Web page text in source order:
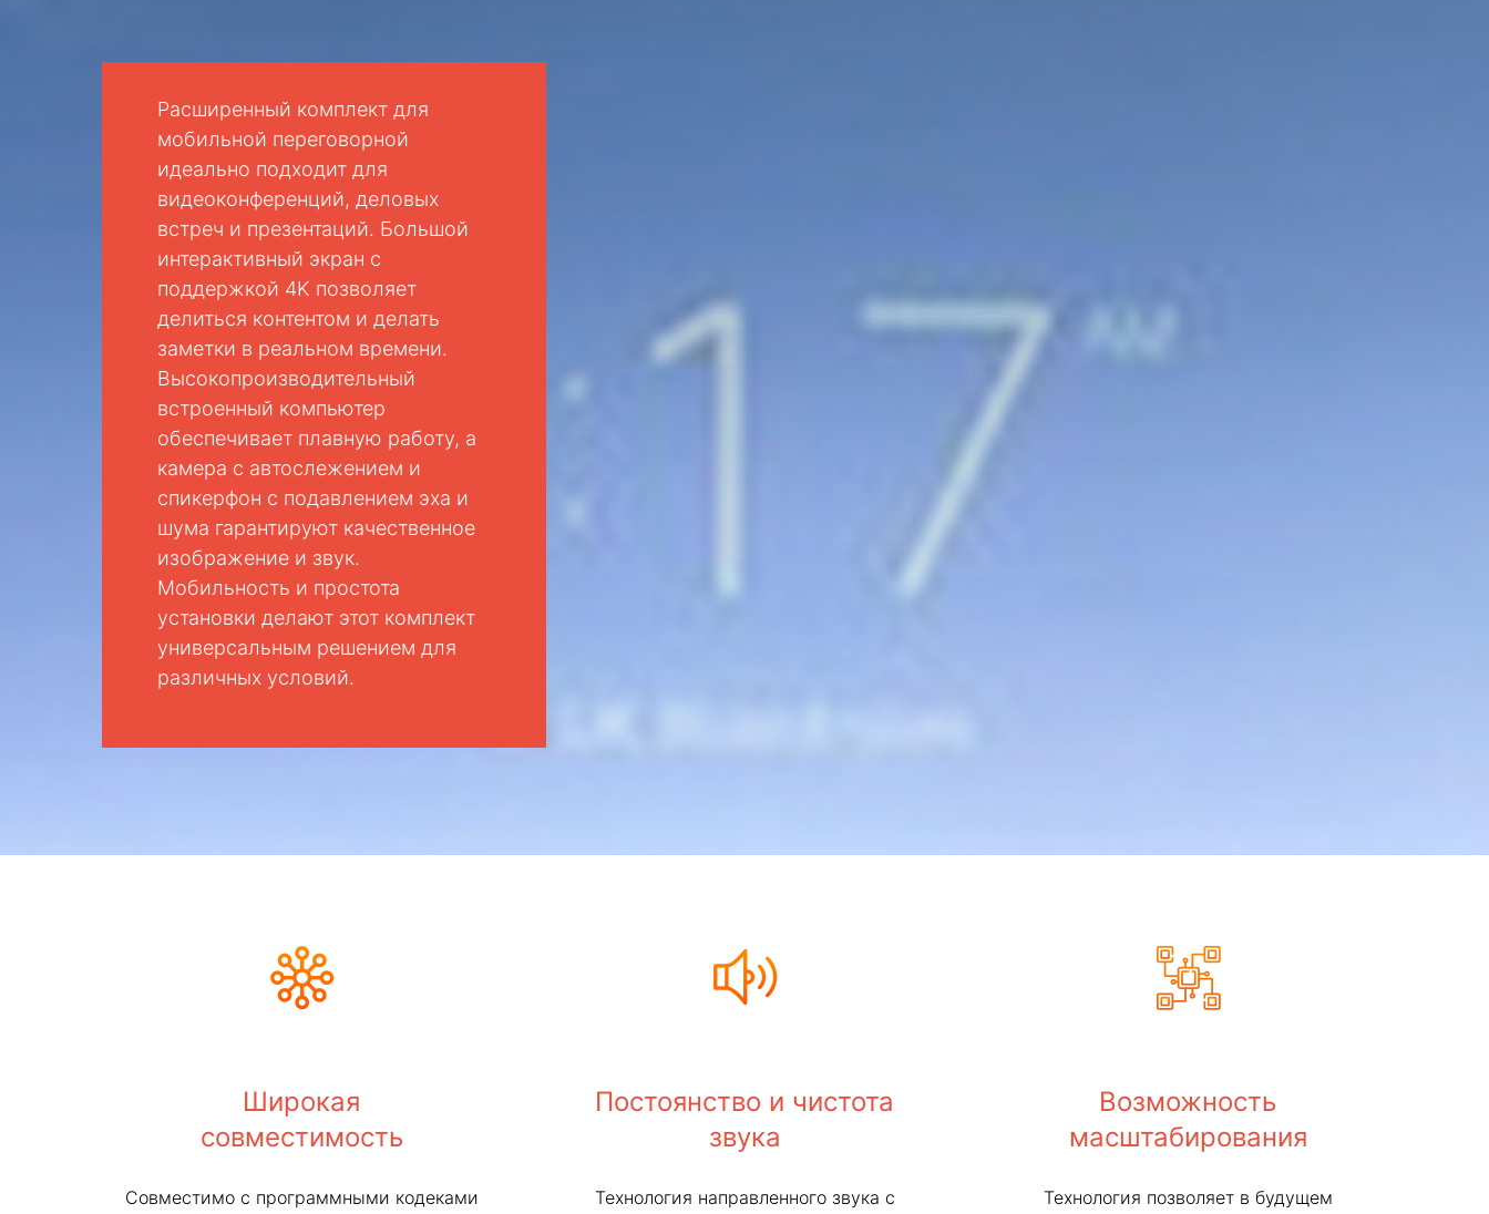
Расширенный комплект для
мобильной переговорной
идеально подходит для
видеоконференций, деловых
встреч и презентаций. Большой
интерактивный экран с
поддержкой 4K позволяет
делиться контентом и делать
заметки в реальном времени.
Высокопроизводительный
встроенный компьютер
обеспечивает плавную работу, а
камера с автослежением и
спикерфон с подавлением эха и
шума гарантируют качественное
изображение и звук.
Мобильность и простота
установки делают этот комплект
универсальным решением для
различных условий.
Широкая
совместимость
Совместимо с программными кодеками
Постоянство и чистота
звука
Технология направленного звука с
Возможность
масштабирования
Технология позволяет в будущем